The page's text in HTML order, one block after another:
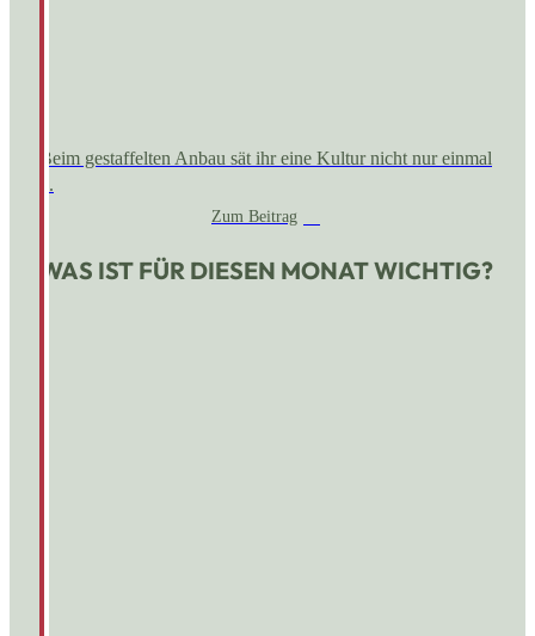
Beim gestaffelten Anbau sät ihr eine Kultur nicht nur einmal
...
Zum Beitrag
WAS IST FÜR DIESEN MONAT WICHTIG?